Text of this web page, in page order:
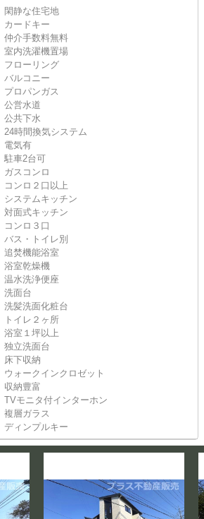
閑静な住宅地
カードキー
仲介手数料無料
室内洗濯機置場
フローリング
バルコニー
プロパンガス
公営水道
公共下水
24時間換気システム
電気有
駐車2台可
ガスコンロ
コンロ２口以上
システムキッチン
対面式キッチン
コンロ３口
バス・トイレ別
追焚機能浴室
浴室乾燥機
温水洗浄便座
洗面台
洗髪洗面化粧台
トイレ２ヶ所
浴室１坪以上
独立洗面台
床下収納
ウォークインクロゼット
収納豊富
TVモニタ付インターホン
複層ガラス
ディンプルキー